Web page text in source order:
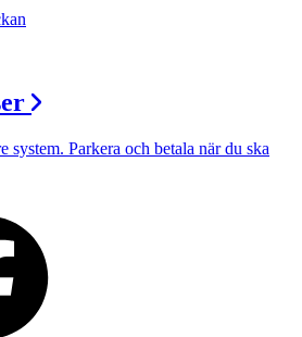
system. Parkera och betala när du ska